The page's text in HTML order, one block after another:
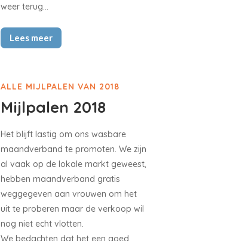
weer terug…
Lees meer
ALLE MIJLPALEN VAN 2018
Mijlpalen 2018
Het blijft lastig om ons wasbare
maandverband te promoten. We zijn
al vaak op de lokale markt geweest,
hebben maandverband gratis
weggegeven aan vrouwen om het
uit te proberen maar de verkoop wil
nog niet echt vlotten.
We bedachten dat het een goed